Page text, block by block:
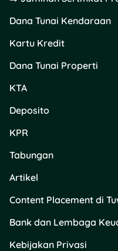
seluruh Kartu Debit
BNI
ribu
ukuran 20 cm ke
Tanpa kuota, jadi
BNI Visa Infinite –
20%
Dana Tunai Kendaraan
Kartu Kredit
Dana Tunai Properti
KTA
Deposito
KPR
Tabungan
Artikel
Content Placement di
Bank dan Lembaga
Kebijakan Privasi